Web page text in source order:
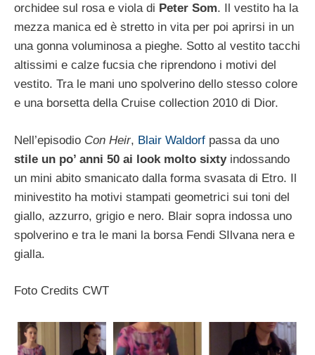
orchidee sul rosa e viola di Peter Som. Il vestito ha la
mezza manica ed è stretto in vita per poi aprirsi in un
una gonna voluminosa a pieghe. Sotto al vestito tacchi
altissimi e calze fucsia che riprendono i motivi del
vestito. Tra le mani uno spolverino dello stesso colore
e una borsetta della Cruise collection 2010 di Dior.
Nell’episodio Con Heir, Blair Waldorf passa da uno
stile un po’ anni 50 ai look molto sixtyindossando
un mini abito smanicato dalla forma svasata di Etro. Il
minivestito ha motivi stampati geometrici sui toni del
giallo, azzurro, grigio e nero. Blair sopra indossa uno
spolverino e tra le mani la borsa Fendi SIlvana nera e
gialla.
Foto Credits CWT